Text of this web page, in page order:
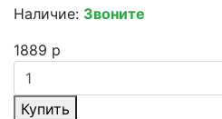
Наличие: Звоните
1889 р
Купить